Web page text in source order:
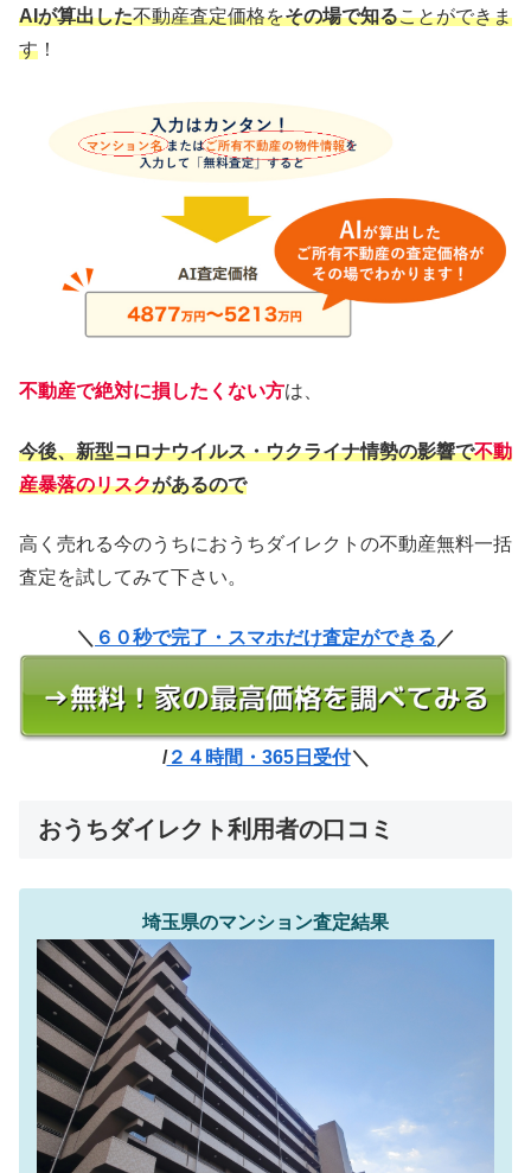
AIが算出した不動産査定価格をその場で知ることができま
す ！
不動産で絶対に損したくない方は、
今後、新型コロナウイルス・ウクライナ情勢の影響で不動
産暴落のリスクがあるので
高く売れる今のうちにおうちダイレクトの不動産無料一括
査定を試してみて下さい。
＼ ６０秒で完了・スマホだけ査定ができる ／
/２４時間・365日受付＼
おうちダイレクト利用者の口コミ
埼玉県のマンション査定結果